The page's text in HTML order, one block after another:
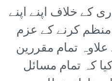
کے خلاف اپنے اپنے
کرنے کے عزم
تمام مقررین
کہ تمام مسائل